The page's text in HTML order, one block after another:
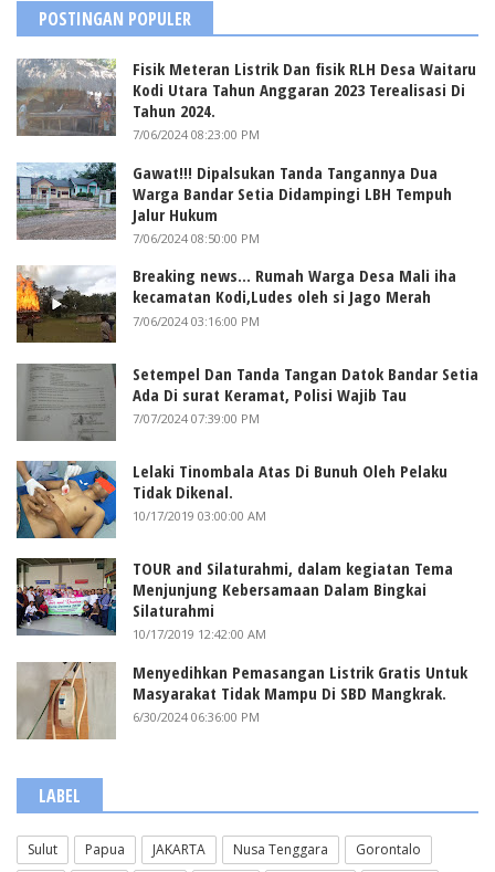
POSTINGAN POPULER
Fisik Meteran Listrik Dan fisik RLH Desa Waitaru
Kodi Utara Tahun Anggaran 2023 Terealisasi Di
Tahun 2024.
7/06/2024 08:23:00 PM
Gawat!!! Dipalsukan Tanda Tangannya Dua
Warga Bandar Setia Didampingi LBH Tempuh
Jalur Hukum
7/06/2024 08:50:00 PM
Breaking news... Rumah Warga Desa Mali iha
kecamatan Kodi,Ludes oleh si Jago Merah
7/06/2024 03:16:00 PM
Setempel Dan Tanda Tangan Datok Bandar Setia
Ada Di surat Keramat, Polisi Wajib Tau
7/07/2024 07:39:00 PM
Lelaki Tinombala Atas Di Bunuh Oleh Pelaku
Tidak Dikenal.
10/17/2019 03:00:00 AM
TOUR and Silaturahmi, dalam kegiatan Tema
Menjunjung Kebersamaan Dalam Bingkai
Silaturahmi
10/17/2019 12:42:00 AM
Menyedihkan Pemasangan Listrik Gratis Untuk
Masyarakat Tidak Mampu Di SBD Mangkrak.
6/30/2024 06:36:00 PM
LABEL
Sulut Papua JAKARTA Nusa Tenggara
Gorontalo